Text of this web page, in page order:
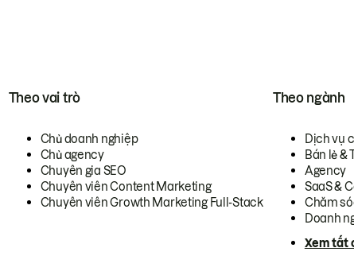
Theo vai trò
Chủ doanh nghiệp
Chủ agency
Chuyên gia SEO
Chuyên viên Content Marketing
Chuyên viên Growth Marketing Full-Stack
Theo ngành
Dịch vụ
Bán lẻ &
Agency
SaaS &
Chăm
Doanh
Xem tất